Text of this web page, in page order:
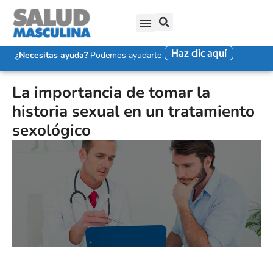
¿Necesitas ayuda?Podemos ayudarte Haz clic aquí
La importancia de tomar la
historia sexual en un tratamiento
sexológico